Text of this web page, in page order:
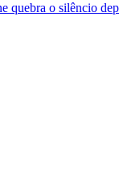
quebra o silêncio